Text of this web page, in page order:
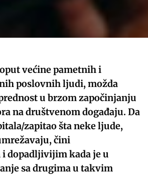
većine pametnih i
poslovnih ljudi, možda
u brzom započinjanju
na društvenom događaju. Da
zapitao šta neke ljude,
čini
dopadljivijim kada je u
sa drugima u takvim